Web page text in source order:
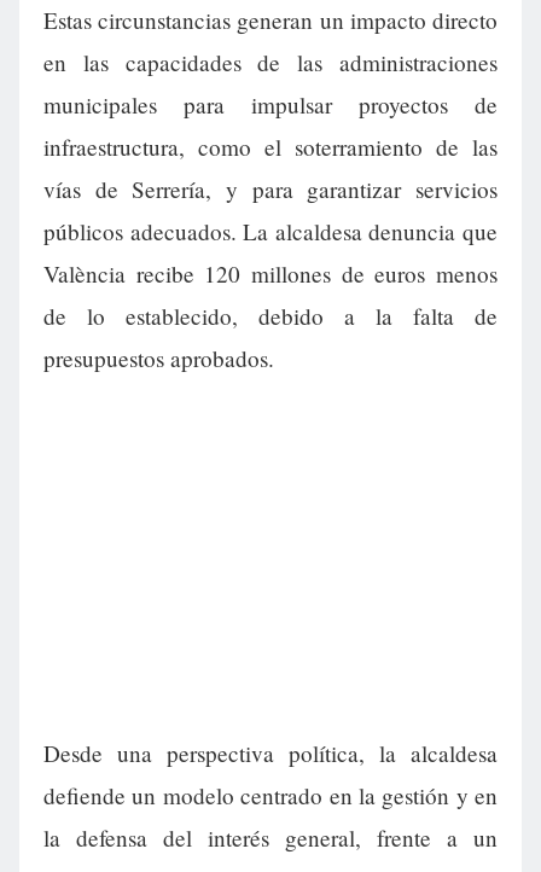
Estas circunstancias generan un impacto directo
en las capacidades de las administraciones
municipales para impulsar proyectos de
infraestructura, como el soterramiento de las
vías de Serrería, y para garantizar servicios
públicos adecuados. La alcaldesa denuncia que
València recibe 120 millones de euros menos
de lo establecido, debido a la falta de
presupuestos aprobados.
Desde una perspectiva política, la alcaldesa
defiende un modelo centrado en la gestión y en
la defensa del interés general, frente a un